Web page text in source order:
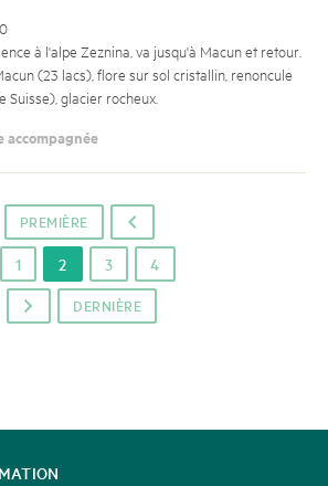
à l'alpe Zeznina, va jusqu'à Macun et retour.
(23 lacs), flore sur sol cristallin, renoncule
Suisse), glacier rocheux.
accompagnée
PREMIÈRE o
p DERNIÈRE
1 2 3 4